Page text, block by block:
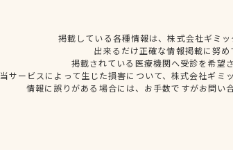
掲載している各種情報は、株式会社ギミ
出来るだけ正確な情報掲載に努
掲載されている医療機関へ受診を希望
当サービスによって生じた損害について、株式会社ギ
情報に誤りがある場合には、お手数ですがお問い